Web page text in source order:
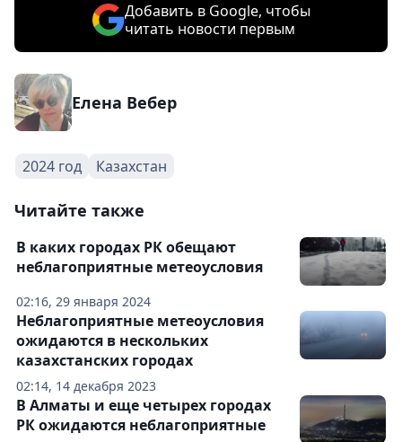
Добавить в Google, чтобы
читать новости первым
Елена Вебер
2024 год Казахстан
Читайте также
02:16, 29 января 2024
В каких городах РК обещают
неблагоприятные метеоусловия
02:14, 14 декабря 2023
Неблагоприятные метеоусловия
ожидаются в нескольких
казахстанских городах
В Алматы и еще четырех городах
РК ожидаются неблагоприятные